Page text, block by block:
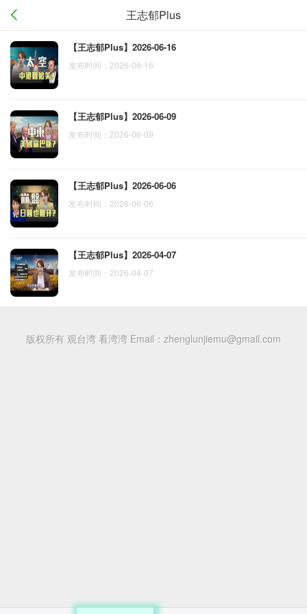
王志郁Plus
【王志郁Plus】2026-06-16
发布时间：2026-06-16
【王志郁Plus】2026-06-09
发布时间：2026-06-09
【王志郁Plus】2026-06-06
发布时间：2026-06-06
【王志郁Plus】2026-04-07
发布时间：2026-04-07
版权所有 观台湾 看湾湾 Email：zhenglunjiemu@gmail.com